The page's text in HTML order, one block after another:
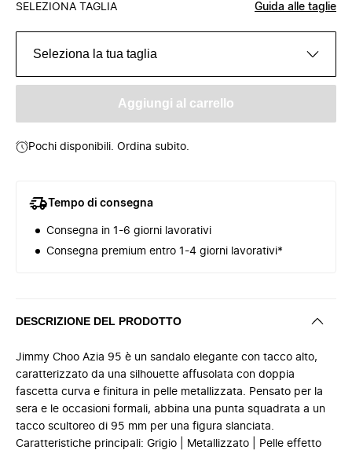
SELEZIONA TAGLIA Guida alle taglie
Seleziona la tua taglia
Aggiungi al carrello
Pochi disponibili. Ordina subito.
Tempo di consegna
Consegna in 1-6 giorni lavorativi
Consegna premium entro 1-4 giorni lavorativi*
DESCRIZIONE DEL PRODOTTO
Jimmy Choo Azia 95 è un sandalo elegante con tacco alto,
caratterizzato da una silhouette affusolata con doppia
fascetta curva e finitura in pelle metallizzata. Pensato per la
sera e le occasioni formali, abbina una punta squadrata a un
tacco scultoreo di 95 mm per una figura slanciata.
Caratteristiche principali: Grigio | Metallizzato | Pelle effetto